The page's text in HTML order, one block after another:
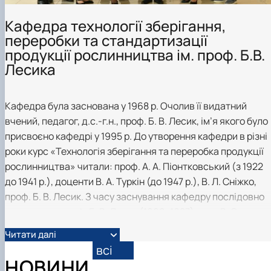
практики
Кафедра технології зберігання,
переробки та стандартизації
продукції рослинництва ім. проф. Б.В.
Лесика
Кафедра була заснована у 1968 р. Очолив її видатний
вчений, педагог, д.с.-г.н., проф. Б. В. Лесик, ім’я якого було
присвоєно кафедрі у 1995 р. До утворення кафедри в різні
роки курс «Технологія зберігання та переробка продукції
рослинництва» читали: проф. А. А. Піонтковський (з 1922
до 1941 р.), доценти В. А. Туркін (до 1947 р.), В. Л. Сніжко,
проф. Б. В. Лесик. З часу заснування кафедру послідовно
Хилевич (1987–2002), проф. Г. І. Подпрятов (2002–2004),
доц. Л. Ф. Скалецька (2004–2009), проф. Л. М. Хомічак
(2009–2010). З 2010 р. кафедрою керує проф. Г. І.
Читати далі
всі